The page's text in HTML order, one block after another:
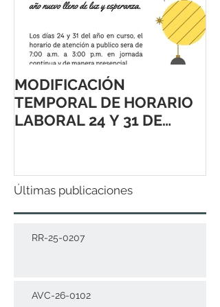
MODIFICACIÓN
TEMPORAL DE HORARIO
LABORAL 24 Y 31 DE
Últimas publicaciones
RR-25-0207
AVC-26-0102